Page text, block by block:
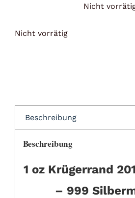
Nicht
Nicht vorrätig
Beschreibung
Beschreibung
1 oz Krügerrand
– 999